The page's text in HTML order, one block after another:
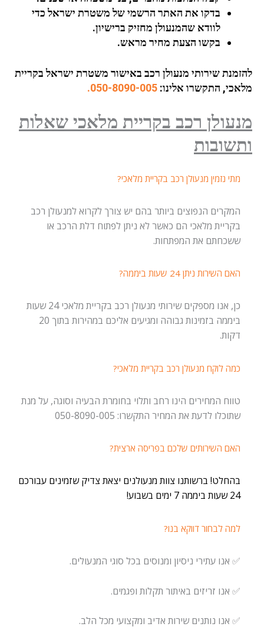
בדקו את האתר הרשמי של משטרת ישראל כדי
לוודא שהמנעולן מחזיק ברישיון.
בקשו הצעת מחיר מראש.
שירותי מנעולן רכב באישור משטרת ישראל בקריית
התקשרו אלינו:050-8090-005.
רכב בקריית מלאכי שאלות
מתי נזמין מנעולן רכב בקריית מלאכי?
המקרים הנפוצים ביותר בהם יש צורך לקרוא למנעולן רכב
בקריית מלאכי הם כאשר לא ניתן לפתוח דלת הרכב או
ששכחתם את המפתחות.
האם השירות ניתן 24 שעות ביממה?
כן, אנו מספקים שירותי מנעולן רכב בקריית מלאכי 24 שעות
ביממה בזמינות גבוהה ומגיעים אליכם במהירות בתוך 20
כמה לוקח מנעולן רכב בקריית מלאכי?
טווח המחירים הינו רחב ותלוי בחומרת הבעיה וסוגה, על מנת
שתוכלו לדעת את המחיר התקשרו: 050-8090-005
האם השירותים שלכם בפריסה ארצית?
בהחלט! ברשותנו צוות מנעולנים יצאת צדיק שזמינים עבורכם
למה לבחור דווקא בנו?
✅ אנו עתירי ניסיון ומנוסים בכל סוגי המנעולים.
✅ אנו זריזים באיתור תקלות ופגמים.
✅ אנו נותנים שירות אדיב ומקצועי מכל הלב.